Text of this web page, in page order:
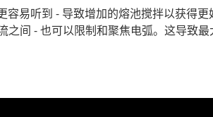
容易听到 - 导致增加的熔池搅拌以获得
之间 - 也可以限制和聚焦电弧。这导致